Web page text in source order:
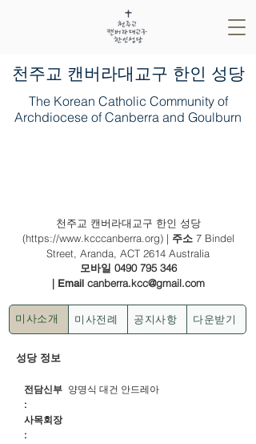
​천주교 캔버라대교구 한인 성당
The Korean Catholic Community of
Archdiocese of Canberra and Goulburn
천주교 캔버라대교구 한인 성당
(https://www.kcccanberra.org) | 주소 7 Bindel
Street, Aranda, ACT 2614 Australia
모바일 0490 795 346
| Email canberra.kcc@gmail.com
미사소개 미사전례 공지사항 다운받기
성당 정보
전담신부
:
양명식 대건 안드레아
사목회장
: